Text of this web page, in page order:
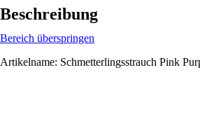
Beschreibung
Bereich überspringen
Artikelname: Schmetterlingsstrauch Pink